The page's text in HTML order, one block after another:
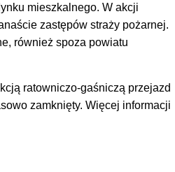
mieszkalnego. W akcji
zastępów straży pożarnej.
również spoza powiatu
ratowniczo-gaśniczą przejazd
zamknięty. Więcej informacji